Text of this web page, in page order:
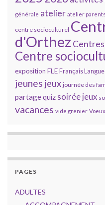
générale atelier atelier
centre socioculturel
d'Orthez
Centre
exposition FLE Français
jeunes jeux journée des
partagequiz soirée jeux
vacances vide grenier Voeux
PAGES
ADULTES